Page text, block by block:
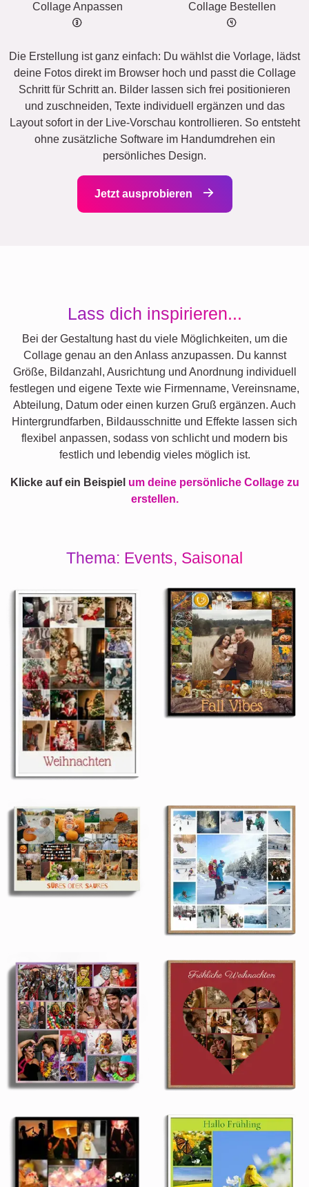
Collage Anpassen Collage Bestellen
Die Erstellung ist ganz einfach: Du wählst die Vorlage, lädst
deine Fotos direkt im Browser hoch und passt die Collage
Schritt für Schritt an. Bilder lassen sich frei positionieren
und zuschneiden, Texte individuell ergänzen und das
Layout sofort in der Live-Vorschau kontrollieren. So entsteht
ohne zusätzliche Software im Handumdrehen ein
persönliches Design.
Jetzt ausprobieren
Lass dich inspirieren...
Bei der Gestaltung hast du viele Möglichkeiten, um die
Collage genau an den Anlass anzupassen. Du kannst
Größe, Bildanzahl, Ausrichtung und Anordnung individuell
festlegen und eigene Texte wie Firmenname, Vereinsname,
Abteilung, Datum oder einen kurzen Gruß ergänzen. Auch
Hintergrundfarben, Bildausschnitte und Effekte lassen sich
flexibel anpassen, sodass von schlicht und modern bis
festlich und lebendig vieles möglich ist.
Klicke auf ein Beispiel um deine persönliche Collage zu
erstellen.
Thema: Events, Saisonal